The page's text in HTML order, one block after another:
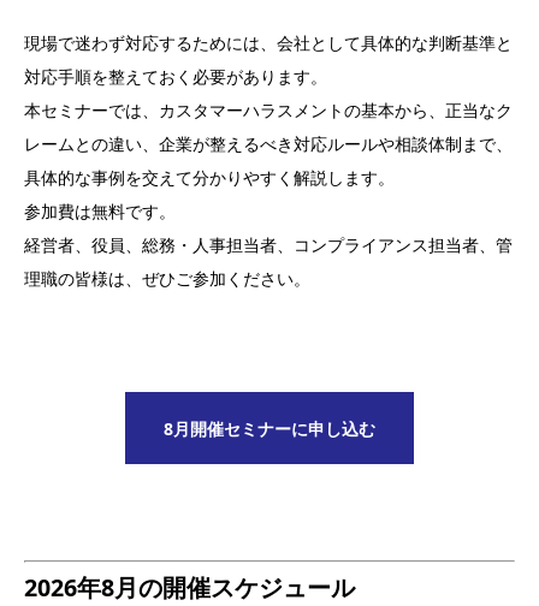
現場で迷わず対応するためには、会社として具体的な判断基準と
対応手順を整えておく必要があります。
本セミナーでは、カスタマーハラスメントの基本から、正当なク
レームとの違い、企業が整えるべき対応ルールや相談体制まで、
具体的な事例を交えて分かりやすく解説します。
参加費は無料です。
経営者、役員、総務・人事担当者、コンプライアンス担当者、管
理職の皆様は、ぜひご参加ください。
8月開催セミナーに申し込む
2026年8月の開催スケジュール